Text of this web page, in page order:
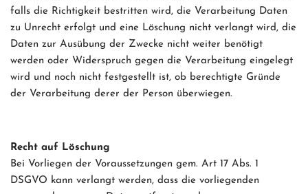
falls die Richtigkeit bestritten wird, die Verarbeitung Daten
zu Unrecht erfolgt und eine Löschung nicht verlangt wird, die
Daten zur Ausübung der Zwecke nicht weiter benötigt
werden oder Widerspruch gegen die Verarbeitung eingelegt
wird und noch nicht festgestellt ist, ob berechtigte Gründe
der Verarbeitung derer der Person überwiegen.
Recht auf Löschung
Bei Vorliegen der Voraussetzungen gem. Art 17 Abs. 1
DSGVO kann verlangt werden, dass die vorliegenden